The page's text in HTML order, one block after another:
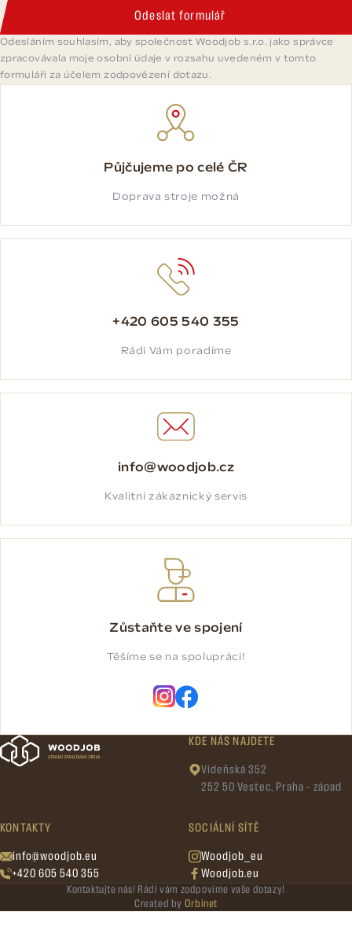
Odeslat formulář
Odesláním souhlasím, aby společnost Woodjob s.r.o. jako správce
zpracovávala moje osobní údaje v rozsahu uvedeném v tomto
formuláři za účelem zodpovězení dotazu.
Půjčujeme po celé ČR
Doprava stroje možná
+420 605 540 355
Rádi Vám poradíme
info@woodjob.cz
Kvalitní zákaznický servis
Zůstaňte ve spojení
Těšíme se na spolupráci!
KDE NÁS NAJDETE
Vídeňská 352
252 50 Vestec, Praha - západ
KONTAKTY
info@woodjob.eu
+420 605 540 355
SOCIÁLNÍ SÍTĚ
Woodjob_eu
Woodjob.eu
Kontaktujte nás! Rádi vám zodpovíme vaše dotazy!
Created by Orbinet